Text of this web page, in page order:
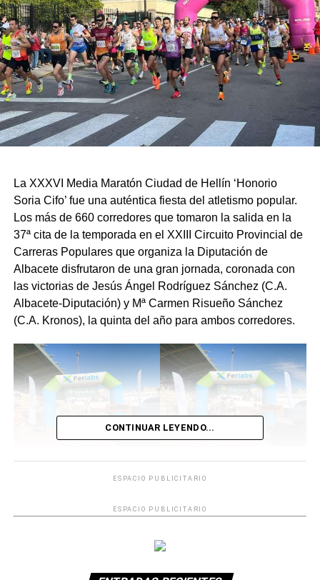
La XXXVI Media Maratón Ciudad de Hellín ‘Honorio
Soria Cifo’ fue una auténtica fiesta del atletismo popular.
Los más de 660 corredores que tomaron la salida en la
37ª cita de la temporada en el XXIII Circuito Provincial de
Carreras Populares que organiza la Diputación de
Albacete disfrutaron de una gran jornada, coronada con
las victorias de Jesús Ángel Rodríguez Sánchez (C.A.
Albacete-Diputación) y Mª Carmen Risueño Sánchez
(C.A. Kronos), la quinta del año para ambos corredores.
Jesús Ángel Rodríguez realizó una portentosa carrera en
Hellín, sin dar opciones a sus rivales, mandando en todo
Un triunfo incontestable para un corredor que atesora un
segunda posición, también en solitario, mientras que el
CONTINUAR LEYENDO...
ESPACIO PUBLICITARIO
ESPACIO PUBLICITARIO